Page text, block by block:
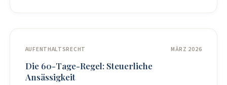
AUFENTHALTSRECHT MÄRZ 2026
Die 60-Tage-Regel: Steuerliche
Ansässigkeit